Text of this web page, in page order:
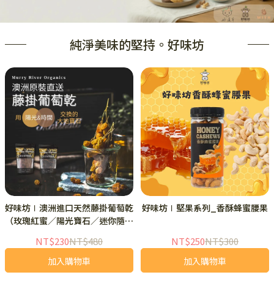
純淨美味的堅持。好味坊
好味坊∣澳洲進口天然藤掛葡萄乾
（玫瑰紅蜜／陽光寶石／迷你隨手
NT$230NT$480
加入購物車
好味坊∣堅果系列_香酥蜂蜜腰果
NT$250NT$300
加入購物車